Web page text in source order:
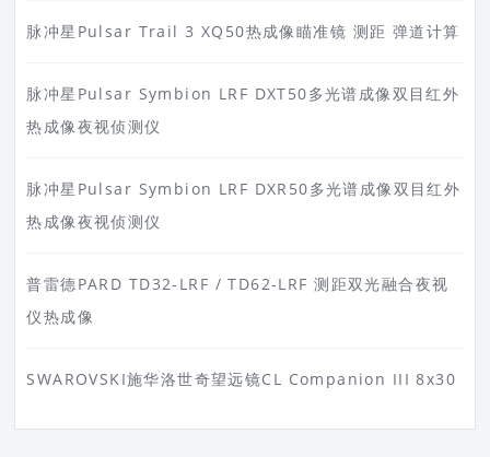
脉冲星Pulsar Trail 3 XQ50热成像瞄准镜 测距 弹道计算
脉冲星Pulsar Symbion LRF DXT50多光谱成像双目红外
热成像夜视侦测仪
脉冲星Pulsar Symbion LRF DXR50多光谱成像双目红外
热成像夜视侦测仪
普雷德PARD TD32-LRF / TD62-LRF 测距双光融合夜视
仪热成像
SWAROVSKI施华洛世奇望远镜CL Companion III 8x30